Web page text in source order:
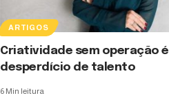
ARTIGOS
Criatividade sem operação é
desperdício de talento
6 Min leitura